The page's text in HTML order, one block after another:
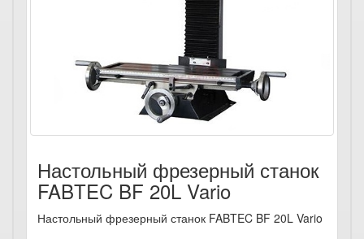
Настольный фрезерный станок
FABTEC BF 20L Vario
Настольный фрезерный станок FABTEC BF 20L Vario